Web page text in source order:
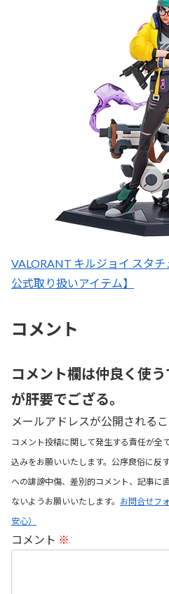
VALORANT キルジョイ スタチ
公式取り扱いアイテム】
コメント
コメント欄は仲良く使
が肝要でござる。
メールアドレスが公開されるこ
コメント投稿に関して発生する責任が全
込みをお願いいたします。公序良俗に反
への誹謗中傷、差別的コメント、記事に
ないようお願いいたします。 お問合せフ
安心）
コメント ※